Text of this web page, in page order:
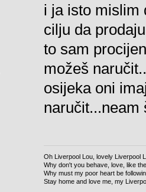
i ja isto mislim
cilju da
to sam
možeš
osijeka oni
Oh Liverpool Lou, lovely Liverpool
Why don't you behave, love, like
Why must my poor heart be
Stay home and love me, my